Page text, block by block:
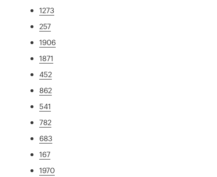
1273
257
1906
1871
452
862
541
782
683
167
1970